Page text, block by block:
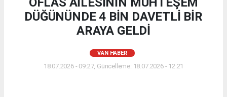
DÜĞÜNÜNDE 4 BİN DAVETLİ BİR
ARAYA GELDİ
VAN HABER
18.07.2026 - 09:27, Güncelleme: 18.07.2026 - 12:21